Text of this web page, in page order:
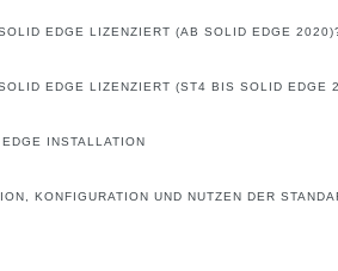
EDGE LIZENZIERT (AB SOLID EDGE
EDGE LIZENZIERT (ST4 BIS SOLID EDGE
INSTALLATION
KONFIGURATION UND NUTZEN DER